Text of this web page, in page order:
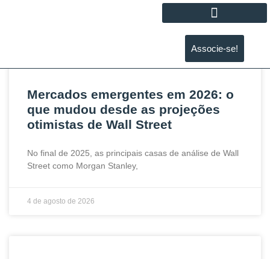
Associe-se!
Mercados emergentes em 2026: o
que mudou desde as projeções
otimistas de Wall Street
No final de 2025, as principais casas de análise de Wall
Street como Morgan Stanley,
4 de agosto de 2026